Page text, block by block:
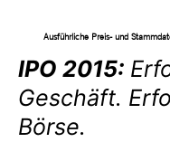
IPO 2015:
Geschäft.
Börse.